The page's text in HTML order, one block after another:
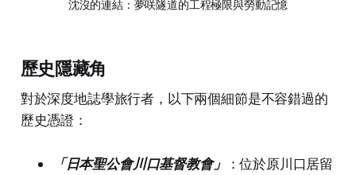
沈沒的連結：夢咲隧道的工程極限與勞動記憶
歷史隱藏角
對於深度地誌學旅行者，以下兩個細節是不容錯過的
歷史憑證：
「日本聖公會川口基督教會」
：位於原川口居留